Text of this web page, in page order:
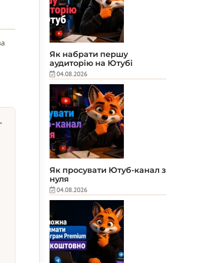
Як набрати першу
аудиторію на Ютубі
04.08.2026
Як просувати Ютуб-канал з
нуля
04.08.2026